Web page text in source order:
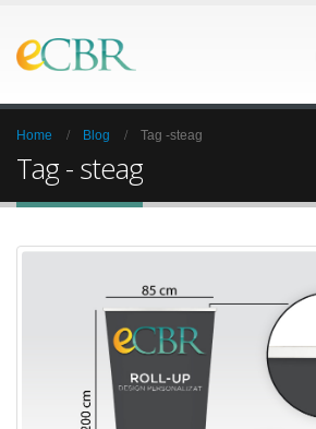
Home Blog Tag -steag
Tag - steag